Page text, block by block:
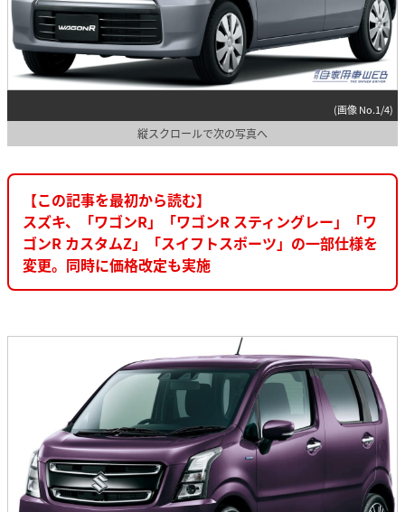
(画像 No.1/4)
縦スクロールで次の写真へ
【この記事を最初から読む】
スズキ、「ワゴンR」「ワゴンR スティングレー」「ワ
ゴンR カスタムZ」「スイフトスポーツ」の一部仕様を
変更。同時に価格改定も実施